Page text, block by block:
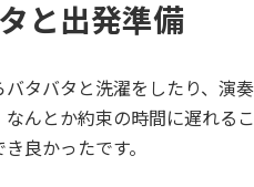
と出発準備
タバタと洗濯をしたり、演
んとか約束の時間に遅れる
良かったです。